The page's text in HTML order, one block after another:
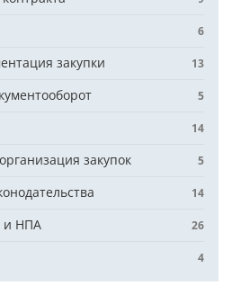
6
закупки 13
5
14
закупок 5
14
и НПА 26
4